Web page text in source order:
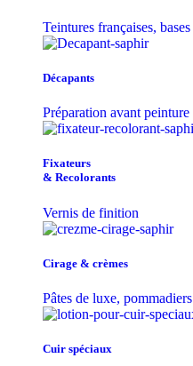
Teintures françaises, bases
Décapants
Préparation avant peinture
Fixateurs
& Recolorants
Vernis de finition
Cirage & crèmes
Pâtes de luxe, pommadiers
Cuir spéciaux